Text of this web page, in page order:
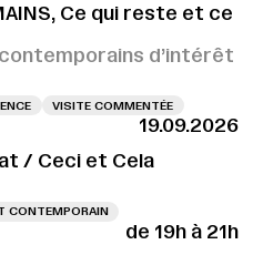
Ce qui reste et ce
d’intérêt
VISITE COMMENTÉE
19.09.2026
/ Ceci et Cela
CONTEMPORAIN
de 19h à 21h